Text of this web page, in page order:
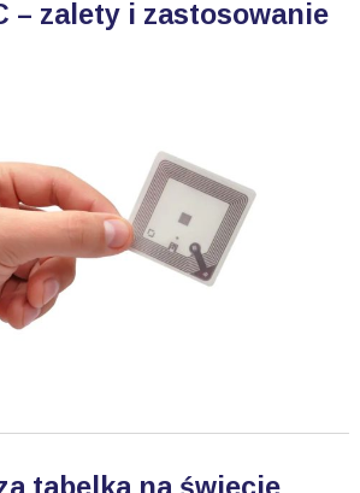
– zalety i zastosowanie